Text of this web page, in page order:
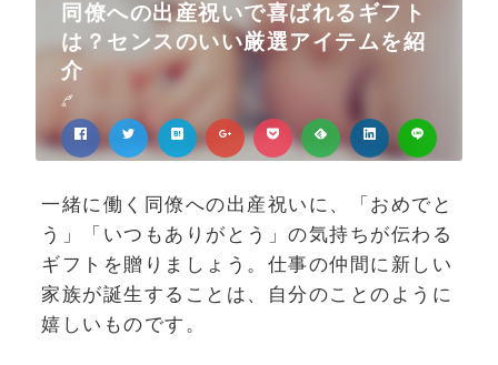
同僚への出産祝いで喜ばれるギフト
は？センスのいい厳選アイテムを紹
介
一緒に働く同僚への出産祝いに、「おめでと
う」「いつもありがとう」の気持ちが伝わる
ギフトを贈りましょう。仕事の仲間に新しい
家族が誕生することは、自分のことのように
嬉しいものです。